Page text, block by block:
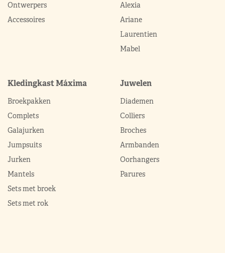
Ontwerpers
Accessoires
Alexia
Ariane
Laurentien
Mabel
Kledingkast Máxima
Broekpakken
Complets
Galajurken
Jumpsuits
Jurken
Mantels
Sets met broek
Sets met rok
Juwelen
Diademen
Colliers
Broches
Armbanden
Oorhangers
Parures